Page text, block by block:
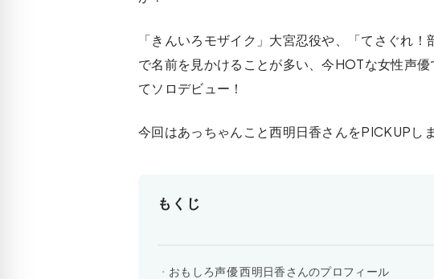
「きんいろモザイク」大宮忍役や、「てさぐれ
で名前を見かけることが多い、今HOTな女性声
てソロデビュー！
今回はあっちゃんこと西明日香さんをPICKUPし
もくじ
おもしろ声優 西明日香さんのプロフィール